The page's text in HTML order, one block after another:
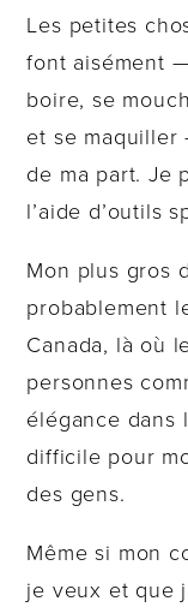
Les petites
font aisément
boire, se
et se
de ma part. Je
l’aide d’outils
Mon plus gros
probablement
Canada, là où
personnes
élégance dans
difficile pour
des gens.
Même si mon
je veux et que